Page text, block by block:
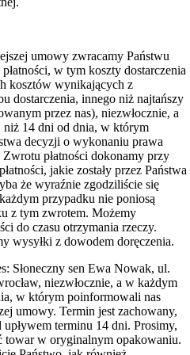
umowy zwracamy Państwu
w tym koszty dostarczenia
kosztów wynikających z
dostarczenia, innego niż najtańszy
przez nas), niezwłocznie, a
14 dni od dnia, w którym
decyzji o wykonaniu prawa
płatności dokonamy przy
jakie zostały przez Państwa
że wyraźnie zgodziliście się
przypadku nie poniosą
z tym zwrotem. Możemy
do czasu otrzymania rzeczy.
wysyłki z dowodem doręczenia.
Słoneczny sen Ewa Nowak, ul.
niezwłocznie, a w każdym
w którym poinformowali nas
umowy. Termin jest zachowany,
terminu 14 dni. Prosimy,
towar w oryginalnym opakowaniu.